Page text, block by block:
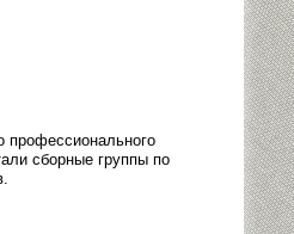
профессионального
сборные группы по